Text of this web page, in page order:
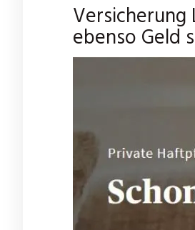
Versicherung
ebenso Geld